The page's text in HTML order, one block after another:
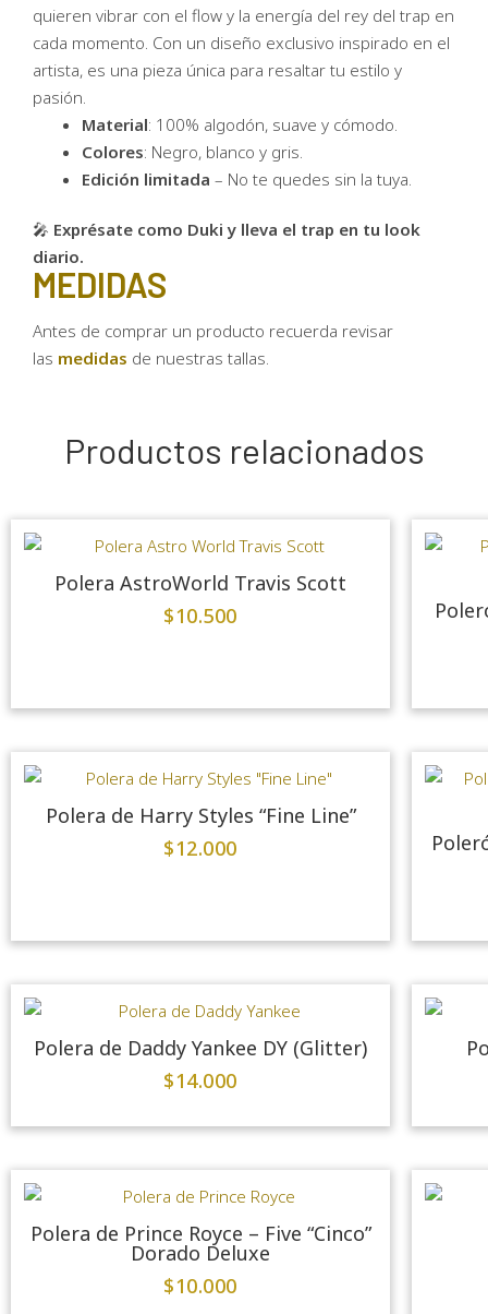
quieren vibrar con el flow y la energía del rey del trap en
cada momento. Con un diseño exclusivo inspirado en el
artista, es una pieza única para resaltar tu estilo y
pasión.
Material: 100% algodón, suave y cómodo.
Colores: Negro, blanco y gris.
Edición limitada – No te quedes sin la tuya.
🎤 Exprésate como Duki y lleva el trap en tu look
diario.
MEDIDAS
Antes de comprar un producto recuerda revisar
las medidas de nuestras tallas.
Productos relacionados
Polera AstroWorld Travis Scott
$10.500
Polera de Harry Styles “Fine Line”
$12.000
Polera de Daddy Yankee DY (Glitter)
$14.000
Polera de Prince Royce – Five “Cinco”
Dorado Deluxe
$10.000